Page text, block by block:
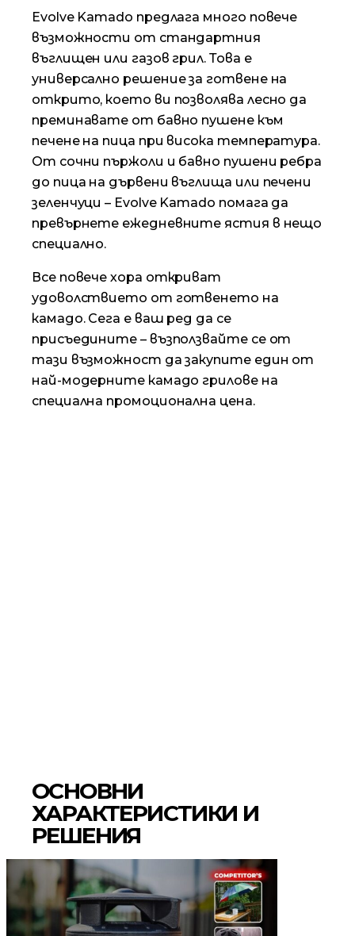
Evolve Kamado предлага много повече
възможности от стандартния
въглищен или газов грил. Това е
универсално решение за готвене на
открито, което ви позволява лесно да
преминавате от бавно пушене към
печене на пица при висока температура.
От сочни пържоли и бавно пушени ребра
до пица на дървени въглища или печени
зеленчуци – Evolve Kamado помага да
превърнете ежедневните ястия в нещо
специално.
Все повече хора откриват
удоволствието от готвенето на
камадо. Сега е ваш ред да се
присъедините – възползвайте се от
тази възможност да закупите един от
най-модерните камадо грилове на
специална промоционална цена.
ОСНОВНИ
ХАРАКТЕРИСТИКИ И
РЕШЕНИЯ